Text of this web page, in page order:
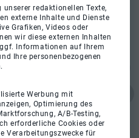
unserer redaktionellen Texte,
externe Inhalte und Dienste
Grafiken, Videos oder
wir diese externen Inhalten
Informationen auf Ihrem
Ihre personenbezogenen
Werbung mit
Optimierung des
A/B-Testing,
erforderliche Cookies oder
Verarbeitungszwecke für